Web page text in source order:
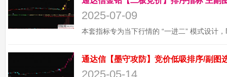
2025-07-09
2025-05-14